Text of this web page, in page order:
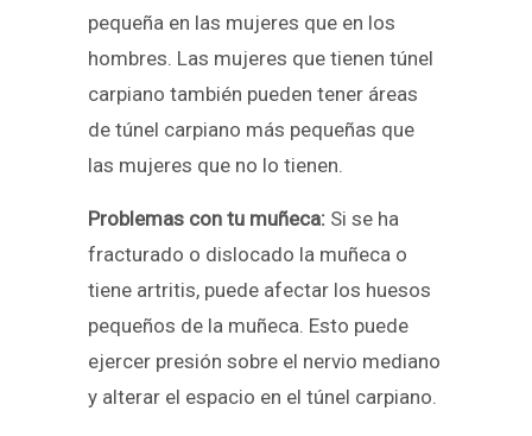
pequeña en las mujeres que en los
hombres. Las mujeres que tienen túnel
carpiano también pueden tener áreas
de túnel carpiano más pequeñas que
las mujeres que no lo tienen.
Problemas con tu muñeca: Si se ha
fracturado o dislocado la muñeca o
tiene artritis, puede afectar los huesos
pequeños de la muñeca. Esto puede
ejercer presión sobre el nervio mediano
y alterar el espacio en el túnel carpiano.